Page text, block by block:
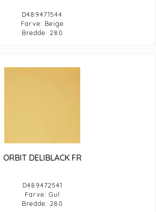
D489471544
Farve: Beige
Bredde: 280
ORBIT DELIBLACK FR
D489472541
Farve: Gul
Bredde: 280